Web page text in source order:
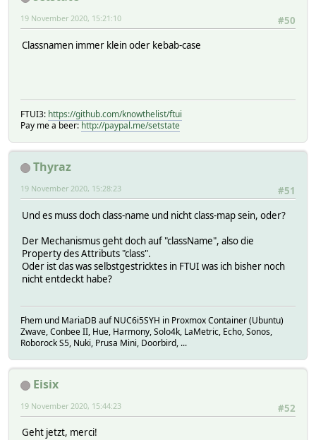
#50
19 November 2020, 15:21:10
Classnamen immer klein oder kebab-case
FTUI3: https://github.com/knowthelist/ftui
Pay me a beer: http://paypal.me/setstate
Thyraz
#51
19 November 2020, 15:28:23
Und es muss doch class-name und nicht class-map sein, oder?
Der Mechanismus geht doch auf "className", also die
Property des Attributs "class".
Oder ist das was selbstgestricktes in FTUI was ich bisher noch
nicht entdeckt habe?
Fhem und MariaDB auf NUC6i5SYH in Proxmox Container (Ubuntu)
Zwave, Conbee II, Hue, Harmony, Solo4k, LaMetric, Echo, Sonos,
Roborock S5, Nuki, Prusa Mini, Doorbird, ...
Eisix
#52
19 November 2020, 15:44:23
Geht jetzt, merci!